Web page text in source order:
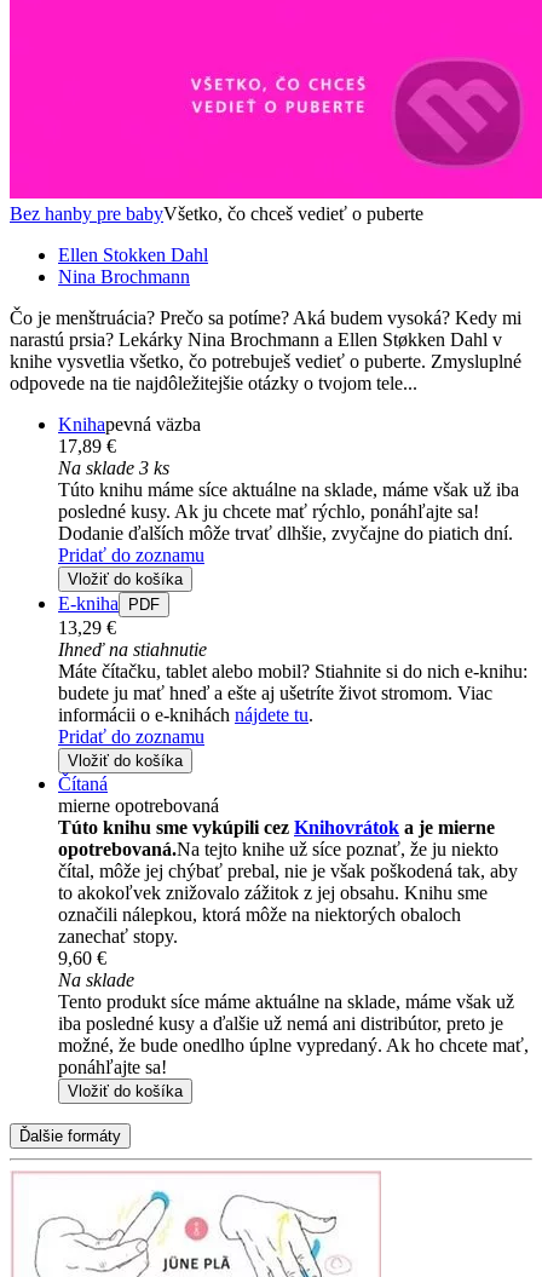
Bez hanby pre babyVšetko, čo chceš vedieť o puberte
Ellen Stokken Dahl
Nina Brochmann
Čo je menštruácia? Prečo sa potíme? Aká budem vysoká? Kedy mi
narastú prsia? Lekárky Nina Brochmann a Ellen Støkken Dahl v
knihe vysvetlia všetko, čo potrebuješ vedieť o puberte. Zmysluplné
odpovede na tie najdôležitejšie otázky o tvojom tele...
Knihapevná väzba
17,89 €
Na sklade 3 ks
Túto knihu máme síce aktuálne na sklade, máme však už iba
posledné kusy. Ak ju chcete mať rýchlo, ponáhľajte sa!
Dodanie ďalších môže trvať dlhšie, zvyčajne do piatich dní.
Pridať do zoznamu
Vložiť do košíka
E-kniha PDF
13,29 €
Ihneď na stiahnutie
Máte čítačku, tablet alebo mobil? Stiahnite si do nich e-knihu:
budete ju mať hneď a ešte aj ušetríte život stromom. Viac
informácii o e-knihách nájdete tu.
Pridať do zoznamu
Vložiť do košíka
Čítaná
mierne opotrebovaná
Túto knihu sme vykúpili cez Knihovrátok a je mierne
opotrebovaná.Na tejto knihe už síce poznať, že ju niekto
čítal, môže jej chýbať prebal, nie je však poškodená tak, aby
to akokoľvek znižovalo zážitok z jej obsahu. Knihu sme
označili nálepkou, ktorá môže na niektorých obaloch
zanechať stopy.
9,60 €
Na sklade
Tento produkt síce máme aktuálne na sklade, máme však už
iba posledné kusy a ďalšie už nemá ani distribútor, preto je
možné, že bude onedlho úplne vypredaný. Ak ho chcete mať,
ponáhľajte sa!
Vložiť do košíka
Ďalšie formáty